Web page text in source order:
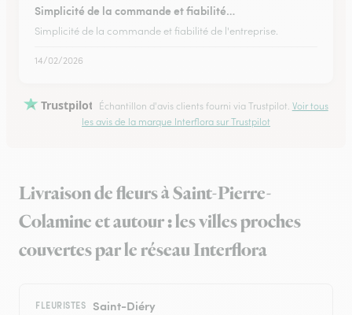
Simplicité de la commande et fiabilité…
Simplicité de la commande et fiabilité de l'entreprise.
14/02/2026
Trustpilot Échantillon d'avis clients fourni via Trustpilot. Voir tous
les avis de la marque Interflora sur Trustpilot
Livraison de fleurs à Saint-Pierre-
Colamine et autour : les villes proches
couvertes par le réseau Interflora
FLEURISTES Saint-Diéry